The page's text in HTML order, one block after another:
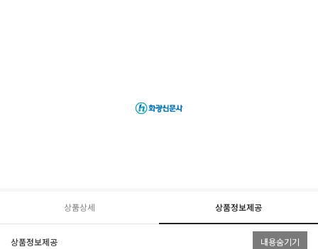
상품상세 상품정보제공
상품정보제공 내용숨기기